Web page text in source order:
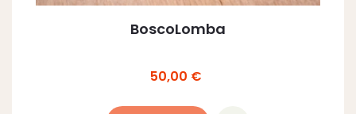
BoscoLomba
Prezzo
50,00 €